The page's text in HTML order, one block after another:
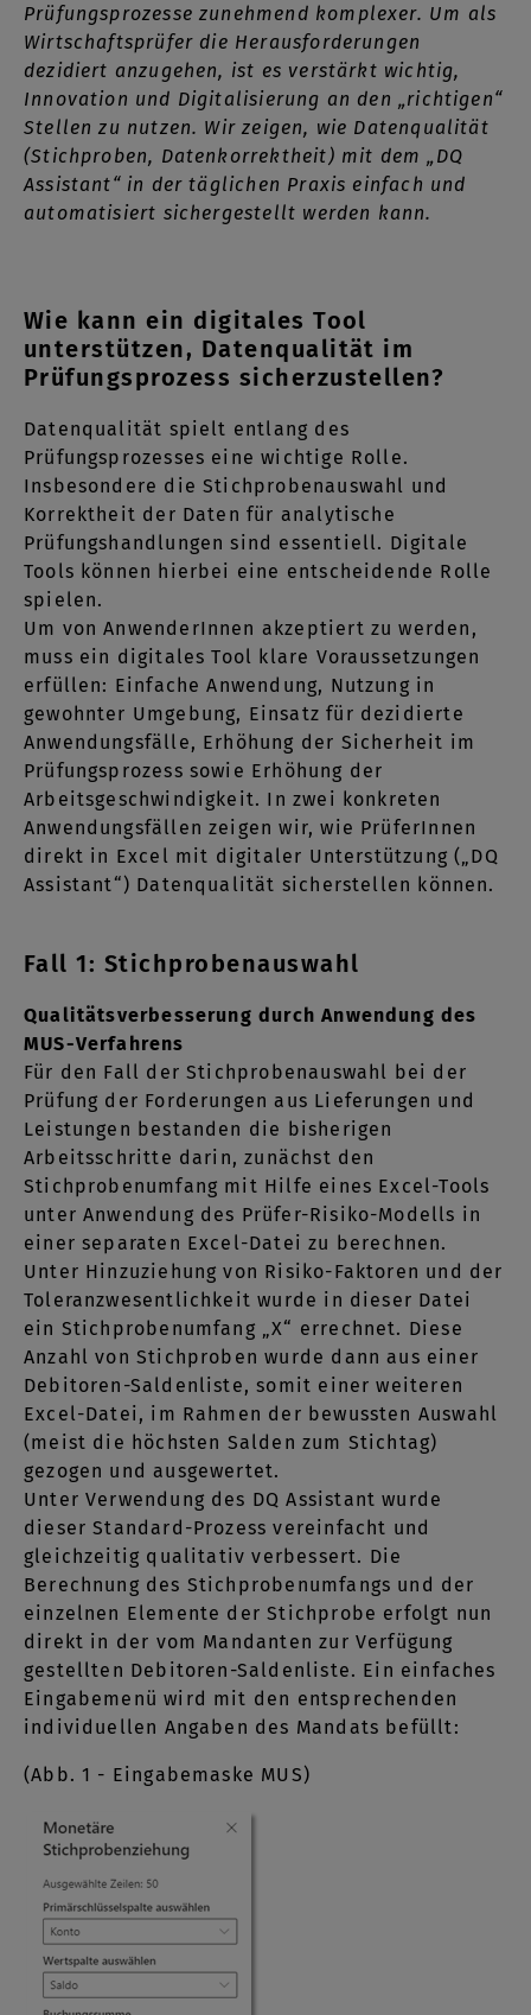
Prüfungsprozesse zunehmend komplexer. Um als
Wirtschaftsprüfer die Herausforderungen
dezidiert anzugehen, ist es verstärkt wichtig,
Innovation und Digitalisierung an den „richtigen“
Stellen zu nutzen. Wir zeigen, wie Datenqualität
(Stichproben, Datenkorrektheit) mit dem „DQ
Assistant“ in der täglichen Praxis einfach und
automatisiert sichergestellt werden kann.
Wie kann ein digitales Tool
unterstützen, Datenqualität im
Prüfungsprozess sicherzustellen?
Datenqualität spielt entlang des
Prüfungsprozesses eine wichtige Rolle.
Insbesondere die Stichprobenauswahl und
Korrektheit der Daten für analytische
Prüfungshandlungen sind essentiell. Digitale
Tools können hierbei eine entscheidende Rolle
spielen.
Um von AnwenderInnen akzeptiert zu werden,
muss ein digitales Tool klare Voraussetzungen
erfüllen: Einfache Anwendung, Nutzung in
gewohnter Umgebung, Einsatz für dezidierte
Anwendungsfälle, Erhöhung der Sicherheit im
Prüfungsprozess sowie Erhöhung der
Arbeitsgeschwindigkeit. In zwei konkreten
Anwendungsfällen zeigen wir, wie PrüferInnen
direkt in Excel mit digitaler Unterstützung („DQ
Assistant“) Datenqualität sicherstellen können.
Fall 1: Stichprobenauswahl
Qualitätsverbesserung durch Anwendung des
MUS-Verfahrens
Für den Fall der Stichprobenauswahl bei der
Prüfung der Forderungen aus Lieferungen und
Leistungen bestanden die bisherigen
Arbeitsschritte darin, zunächst den
Stichprobenumfang mit Hilfe eines Excel-Tools
unter Anwendung des Prüfer-Risiko-Modells in
einer separaten Excel-Datei zu berechnen.
Unter Hinzuziehung von Risiko-Faktoren und der
Toleranzwesentlichkeit wurde in dieser Datei
ein Stichprobenumfang „X“ errechnet. Diese
Anzahl von Stichproben wurde dann aus einer
Debitoren-Saldenliste, somit einer weiteren
Excel-Datei, im Rahmen der bewussten Auswahl
(meist die höchsten Salden zum Stichtag)
gezogen und ausgewertet.
Unter Verwendung des DQ Assistant wurde
dieser Standard-Prozess vereinfacht und
gleichzeitig qualitativ verbessert. Die
Berechnung des Stichprobenumfangs und der
einzelnen Elemente der Stichprobe erfolgt nun
direkt in der vom Mandanten zur Verfügung
gestellten Debitoren-Saldenliste. Ein einfaches
Eingabemenü wird mit den entsprechenden
individuellen Angaben des Mandats befüllt:
(Abb. 1 - Eingabemaske MUS)